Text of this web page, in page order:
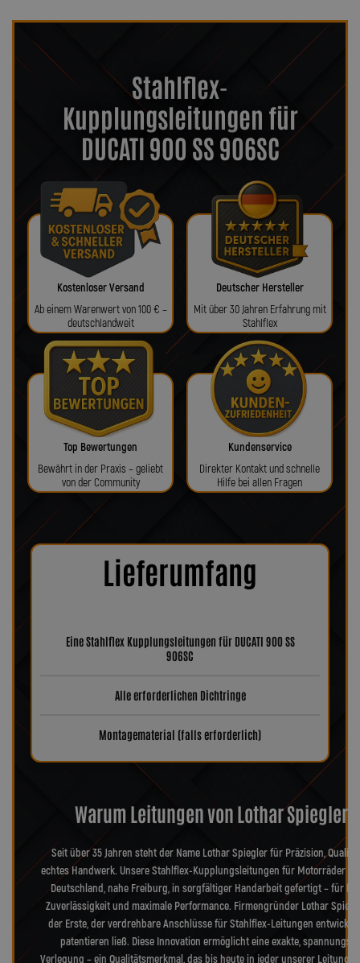
Stahlflex-
Kupplungsleitungen für
DUCATI 900 SS 906SC
Kostenloser Versand
Ab einem Warenwert von 100 € –
deutschlandweit
Deutscher Hersteller
Mit über 30 Jahren Erfahrung mit
Stahlflex
Top Bewertungen
Bewährt in der Praxis – geliebt
von der Community
Kundenservice
Direkter Kontakt und schnelle
Hilfe bei allen Fragen
Lieferumfang
Eine Stahlflex Kupplungsleitungen für DUCATI 900 SS
906SC
Alle erforderlichen Dichtringe
Montagematerial (falls erforderlich)
Warum Leitungen von Lothar Spiegler?
Seit über 35 Jahren steht der Name Lothar Spiegler für Präzision,
echtes Handwerk. Unsere Stahlflex-Kupplungsleitungen für Motorräder
Deutschland, nahe Freiburg, in sorgfältiger Handarbeit gefertigt – für
Zuverlässigkeit und maximale Performance. Firmengründer Lothar
der Erste, der verdrehbare Anschlüsse für Stahlflex-Leitungen
patentieren ließ. Diese Innovation ermöglicht eine exakte,
Verlegung – ein Qualitätsmerkmal, das bis heute in jeder unserer